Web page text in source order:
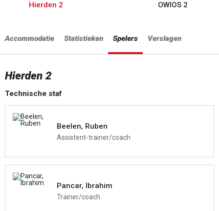
Hierden 2 OWIOS 2
Accommodatie Statistieken Spelers Verslagen
Hierden 2
Technische staf
Beelen, Ruben
Assistent-trainer/coach
Pancar, Ibrahim
Trainer/coach